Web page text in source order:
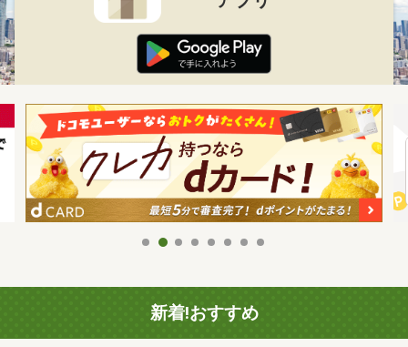
新着!おすすめ